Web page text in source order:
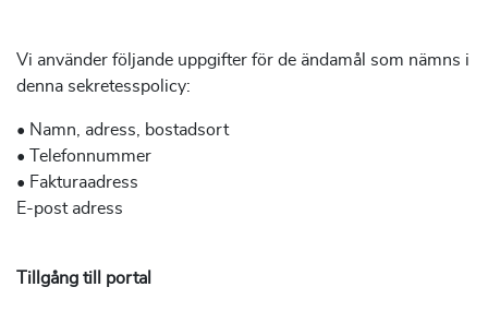
Vi använder följande uppgifter för de ändamål som nämns i
denna sekretesspolicy:
• Namn, adress, bostadsort
• Telefonnummer
• Fakturaadress
E-post adress
Tillgång till portal